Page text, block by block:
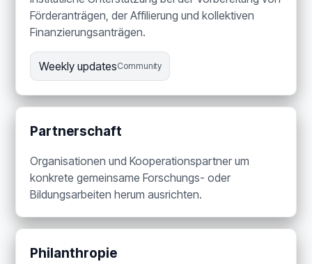
Förderanträgen, der Affilierung und kollektiven
Finanzierungsanträgen.
Weekly updatesCommunity
Partnerschaft
Organisationen und Kooperationspartner um
konkrete gemeinsame Forschungs- oder
Bildungsarbeiten herum ausrichten.
Philanthropie